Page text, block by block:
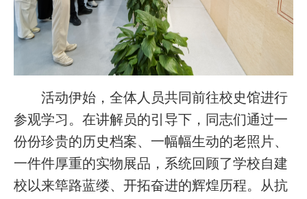
活动伊始，全体人员共同前往校史馆进行
参观学习。在讲解员的引导下，同志们通过一
份份珍贵的历史档案、一幅幅生动的老照片、
一件件厚重的实物展品，系统回顾了学校自建
校以来筚路蓝缕、开拓奋进的辉煌历程。从抗